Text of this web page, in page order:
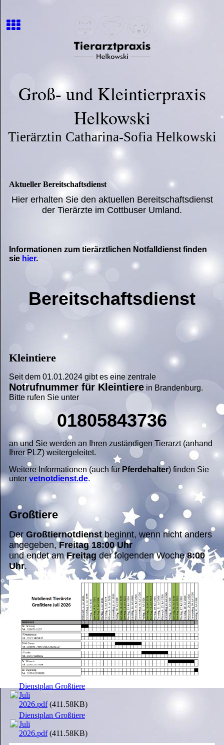
Groß- und Kleintierpraxis
Helkowski
Tierärztin Catharina-Sofia Helkowski
Aktueller Bereitschaftsdienst
Hier erhalten Sie den aktuellen Bereitschaftsdienst
der Tierärzte im Cottbuser Umland.
Informationen zum tierärztlichen Notfalldienst finden
sie hier.
Bereitschaftsdienst
Kleintiere
Seit dem 01.01.2024 gibt es eine zentrale
Notrufnummer für Kleintierein Brandenburg.
Bitte rufen Sie unter
01805843736
anund Sie werden an Ihren zuständigen Tierarzt (anhand
Ihrer PLZ) weitergeleitet.
Weitere Informationen (auch für Pferdehalter) finden Sie
unter vetnotdienst.de.
Großtiere
Der Großtiernotdienstbeginnt, wenn nicht anders
angegeben,Freitag 18:00 Uhr
und endet amFreitag der folgenden Woche8:00
Uhr.
Dienstplan Großtiere
Juli
2026.pdf(411.58KB)
Dienstplan Großtiere
Juli
2026.pdf(411.58KB)